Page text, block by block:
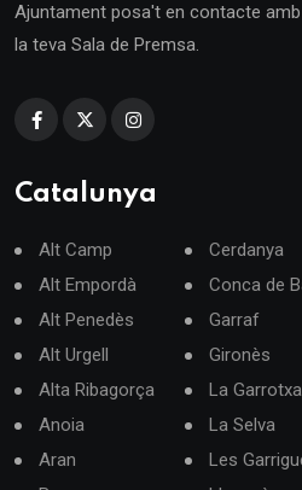
Ajuntament posa't en contacte
la teva Sala de Premsa.
Catalunya
Alt Camp
Alt Empordà
Alt Penedès
Alt Urgell
Alta Ribagorça
Anoia
Aran
Cerdanya
Conca de
Garraf
Gironès
La Garrotxa
La Selva
Les